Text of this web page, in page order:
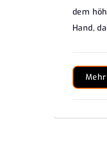
dem
Hand,